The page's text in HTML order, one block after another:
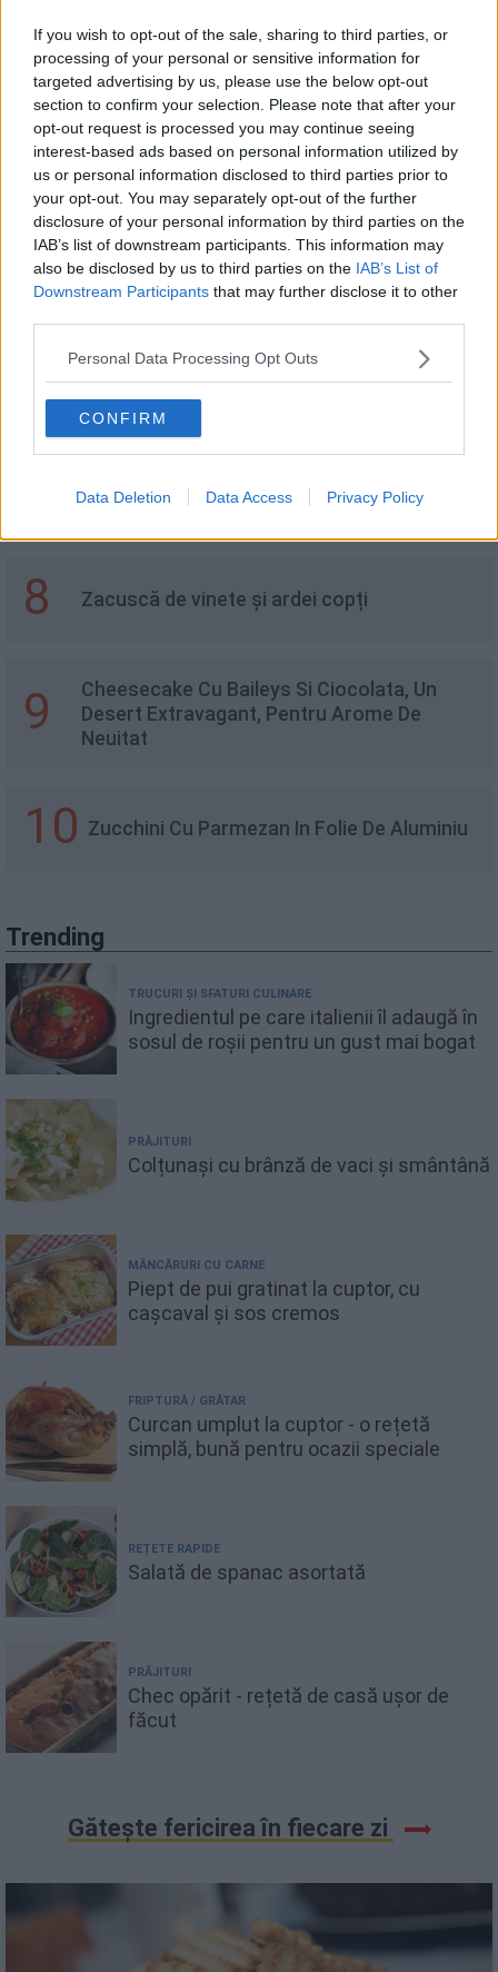
If you wish to opt-out of the sale, sharing to third parties, or
processing of your personal or sensitive information for
targeted advertising by us, please use the below opt-out
section to confirm your selection. Please note that after your
opt-out request is processed you may continue seeing
interest-based ads based on personal information utilized by
us or personal information disclosed to third parties prior to
your opt-out. You may separately opt-out of the further
disclosure of your personal information by third parties on the
IAB’s list of downstream participants. This information may
also be disclosed by us to third parties on the IAB’s List of
Downstream Participants that may further disclose it to other
Personal Data Processing Opt Outs
CONFIRM
Data Deletion Data Access Privacy Policy
3 Cod Cu Curry Si Cocos
4 Fursecuri Cu Portocale Si Ciocolata
5 Inghetata Oreo
6 Sos Maître d Hôtel pentru friptură
Pui cu tarhon
8 Zacuscă de vinete și ardei copți
9
Cheesecake Cu Baileys Si Ciocolata, Un
Desert Extravagant, Pentru Arome De
Neuitat
10 Zucchini Cu Parmezan In Folie De Aluminiu
Trending
TRUCURI ȘI SFATURI CULINARE
Ingredientul pe care italienii îl adaugă în
sosul de roșii pentru un gust mai bogat
PRĂJITURI
Colțunași cu brânză de vaci și smântână
MÂNCĂRURI CU CARNE
Piept de pui gratinat la cuptor, cu
cașcaval și sos cremos
FRIPTURĂ / GRĂTAR
Curcan umplut la cuptor - o rețetă
simplă, bună pentru ocazii speciale
REȚETE RAPIDE
Salată de spanac asortată
PRĂJITURI
Chec opărit - rețetă de casă ușor de
făcut
Gătește fericirea în fiecare zi